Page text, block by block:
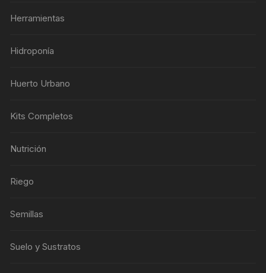
Herramientas
Hidroponía
Huerto Urbano
Kits Completos
Nutrición
Riego
Semillas
Suelo y Sustratos